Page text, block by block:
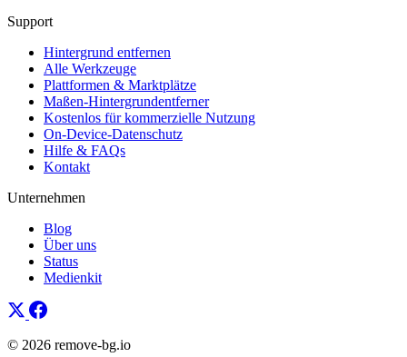
Support
Hintergrund entfernen
Alle Werkzeuge
Plattformen & Marktplätze
Maßen-Hintergrundentferner
Kostenlos für kommerzielle Nutzung
On-Device-Datenschutz
Hilfe & FAQs
Kontakt
Unternehmen
Blog
Über uns
Status
Medienkit
© 2026 remove-bg.io